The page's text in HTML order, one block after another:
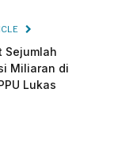
Sejumlah
Miliaran di
Lukas